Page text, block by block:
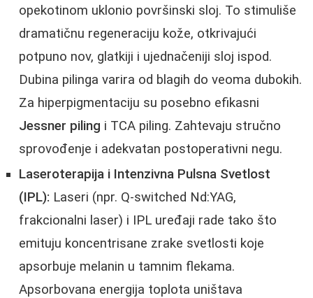
opekotinom uklonio površinski sloj. To stimuliše
dramatičnu regeneraciju kože, otkrivajući
potpuno nov, glatkiji i ujednačeniji sloj ispod.
Dubina pilinga varira od blagih do veoma dubokih.
Za hiperpigmentaciju su posebno efikasni
Jessner piling i TCA piling. Zahtevaju stručno
sprovođenje i adekvatan postoperativni negu.
Laseroterapija i Intenzivna Pulsna Svetlost
(IPL): Laseri (npr. Q-switched Nd:YAG,
frakcionalni laser) i IPL uređaji rade tako što
emituju koncentrisane zrake svetlosti koje
apsorbuje melanin u tamnim flekama.
Apsorbovana energija toplota uništava